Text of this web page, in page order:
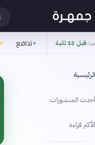
قبل 12 ثانية تدافع
الرئيسية
أحدث المنشورات
الأكثر قراءة